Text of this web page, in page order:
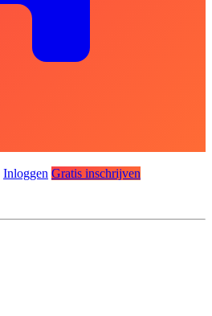
Inloggen Gratis inschrijven